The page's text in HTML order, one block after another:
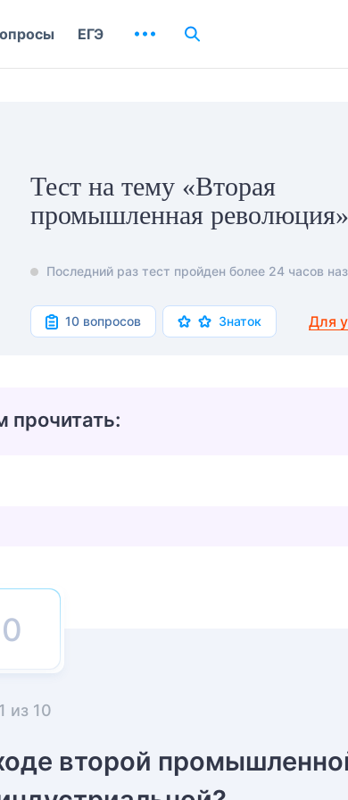
Тест на тему «Вторая
промышленная революция»
Последний раз тест пройден более 24 часов
10 вопросов Знаток Для
прочитать:
1 из 10
второй
ЕГЭ